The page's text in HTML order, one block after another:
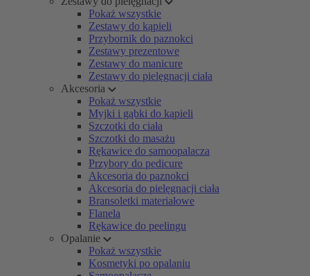
Pokaż wszystkie
Zestawy do kąpieli
Przybornik do paznokci
Zestawy prezentowe
Zestawy do manicure
Zestawy do pielęgnacji ciała
Akcesoria
Pokaż wszystkie
Myjki i gąbki do kąpieli
Szczotki do ciała
Szczotki do masażu
Rękawice do samoopalacza
Przybory do pedicure
Akcesoria do paznokci
Akcesoria do pielęgnacji ciała
Bransoletki materiałowe
Flanela
Rękawice do peelingu
Opalanie
Pokaż wszystkie
Kosmetyki po opalaniu